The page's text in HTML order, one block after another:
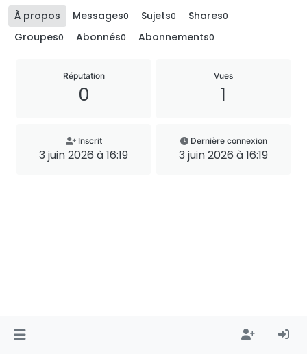
À propos Messages0 Sujets0 Shares0
Groupes0 Abonnés0 Abonnements0
Réputation
0
Vues
1
Inscrit
3 juin 2026 à 16:19
Dernière connexion
3 juin 2026 à 16:19